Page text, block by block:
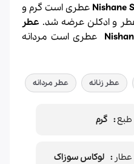
عطری است گرم و
عطر
عطری است مردانه
عطر زنانه عطر مردانه
طبع گرم
عطار لوکاس سوزاک